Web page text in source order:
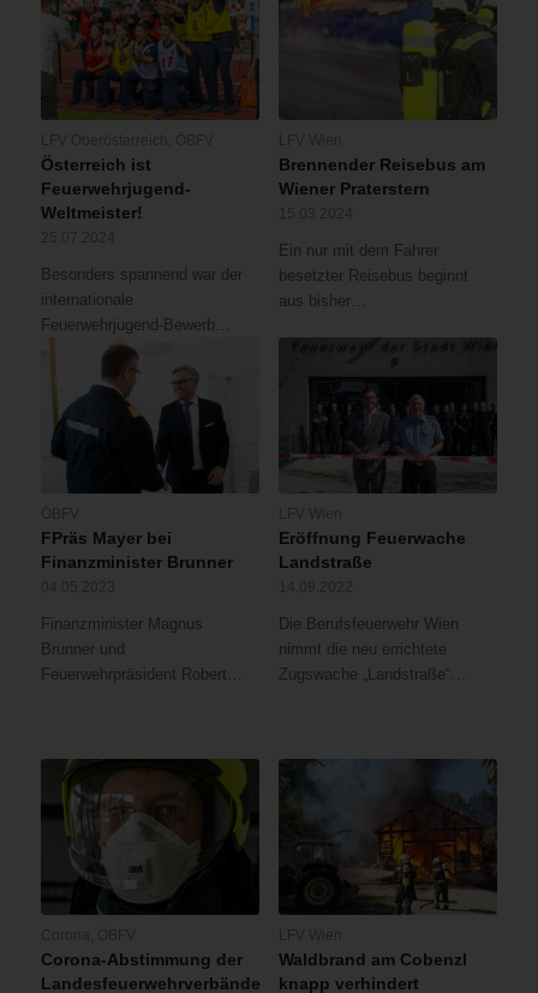
Österreich ist
Feuerwehrjugend-
Weltmeister!
Besonders spannend war der
internationale
Feuerwehrjugend-Bewerb…
Brennender Reisebus am
Wiener Praterstern
Ein nur mit dem Fahrer
besetzter Reisebus beginnt
aus bisher…
FPräs Mayer bei
Finanzminister Brunner
Finanzminister Magnus
Brunner und
Feuerwehrpräsident Robert…
Eröffnung Feuerwache
Landstraße
Die Berufsfeuerwehr Wien
nimmt die neu errichtete
Zugswache „Landstraße“…
Corona-Abstimmung der
Landesfeuerwehrverbände
Waldbrand am Cobenzl
knapp verhindert